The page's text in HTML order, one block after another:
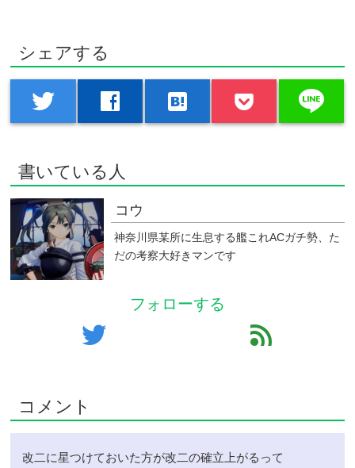
シェアする
twitter facebook hatenabookmark line
書いている人
コウ
神奈川県某所に生息する艦これACガチ勢、た
だの考察大好きマンです
フォローする
twitter feed
コメント
改二に星つけておいた方が改二の確立上がるって